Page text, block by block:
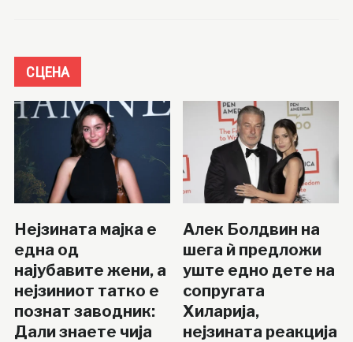
СЦЕНА
Нејзината мајка е
една од
најубавите жени, а
нејзиниот татко е
познат заводник:
Дали знаете чија
Алек Болдвин на
шега ѝ предложи
уште едно дете на
сопругата
Хиларија,
нејзината реакција